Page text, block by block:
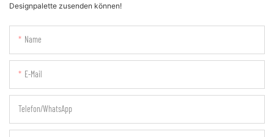
Designpalette zusenden können!
Name
E-Mail
Telefon/WhatsApp